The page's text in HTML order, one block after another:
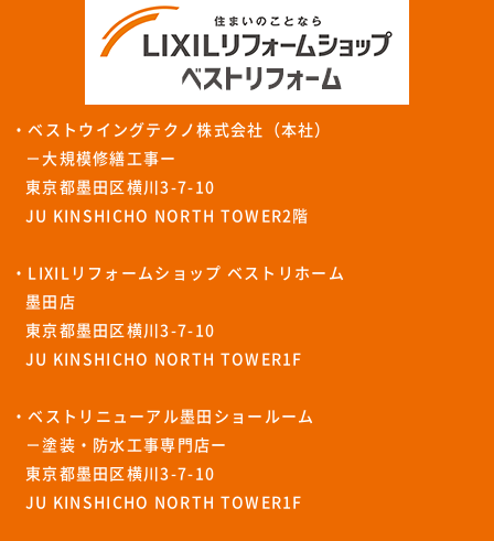
・ベストウイングテクノ株式会社（本社）
－大規模修繕工事ー
東京都墨田区横川3-7-10
JU KINSHICHO NORTH TOWER2階
・LIXILリフォームショップ ベストリホーム
墨田店
東京都墨田区横川3-7-10
JU KINSHICHO NORTH TOWER1F
・ベストリニューアル墨田ショールーム
－塗装・防水工事専門店ー
東京都墨田区横川3-7-10
JU KINSHICHO NORTH TOWER1F